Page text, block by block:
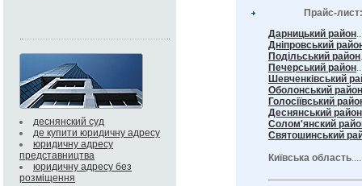
деснянский суд
де купити юридичну адресу
юридичну адресу
представництва
юридичну адресу без
розміщення
Прайс-лист:
Дарницький район
Дніпровський
Подільський район
Печерський район
Шевченківський
Оболонський район
Голосіївський
Деснянський район
Солом'янский
Святошинський
Київська область